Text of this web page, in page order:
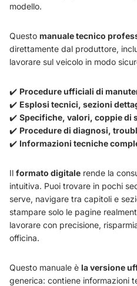
modello.
Questo manuale tecnico
direttamente dal produttore,
lavorare sul veicolo in modo
✔️ Procedure ufficiali di
✔️ Esplosi tecnici, sezioni
✔️ Specifiche, valori, coppie di
✔️ Procedure di diagnosi,
✔️ Informazioni tecniche
Il formato digitale rende la
intuitiva. Puoi trovare in pochi
serve, navigare tra capitoli e
stampare solo le pagine
lavorare con precisione,
officina.
Questo manuale è la versione
generica: contiene informazioni